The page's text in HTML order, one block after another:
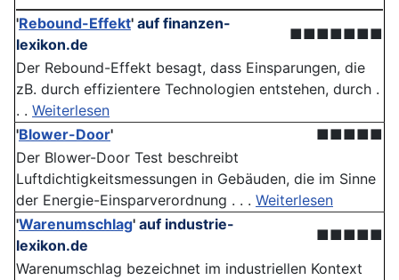
'Rebound-Effekt' auf finanzen-
lexikon.de
■■■■■■■
Der Rebound-Effekt besagt, dass Einsparungen, die
zB. durch effizientere Technologien entstehen, durch .
. . Weiterlesen
'Blower-Door'
■■■■■
Der Blower-Door Test beschreibt
Luftdichtigkeitsmessungen in Gebäuden, die im Sinne
der Energie-Einsparverordnung . . . Weiterlesen
'Warenumschlag' auf industrie-
lexikon.de
■■■■■
Warenumschlag bezeichnet im industriellen Kontext